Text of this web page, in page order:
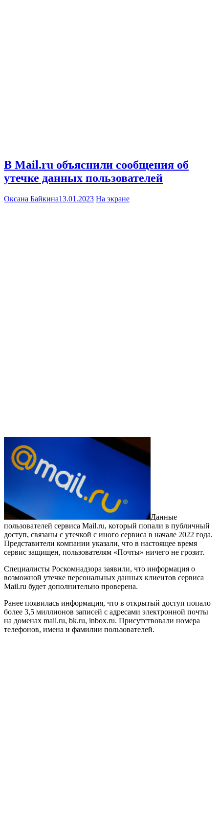
В Mail.ru объяснили сообщения об
утечке данных пользователей
Оксана Байкина13.01.2023 На экране
Данные
пользователей сервиса Mail.ru, который попали в публичный
доступ, связаны с утечкой с иного сервиса в начале 2022 года.
Представители компании указали, что в настоящее время
сервис защищен, пользователям «Почты» ничего не грозит.
Специалисты Роскомнадзора заявили, что информация о
возможной утечке персональных данных клиентов сервиса
Mail.ru будет дополнительно проверена.
Ранее появилась информация, что в открытый доступ попало
более 3,5 миллионов записей с адресами электронной почты
на доменах mail.ru, bk.ru, inbox.ru. Присутствовали номера
телефонов, имена и фамилии пользователей.